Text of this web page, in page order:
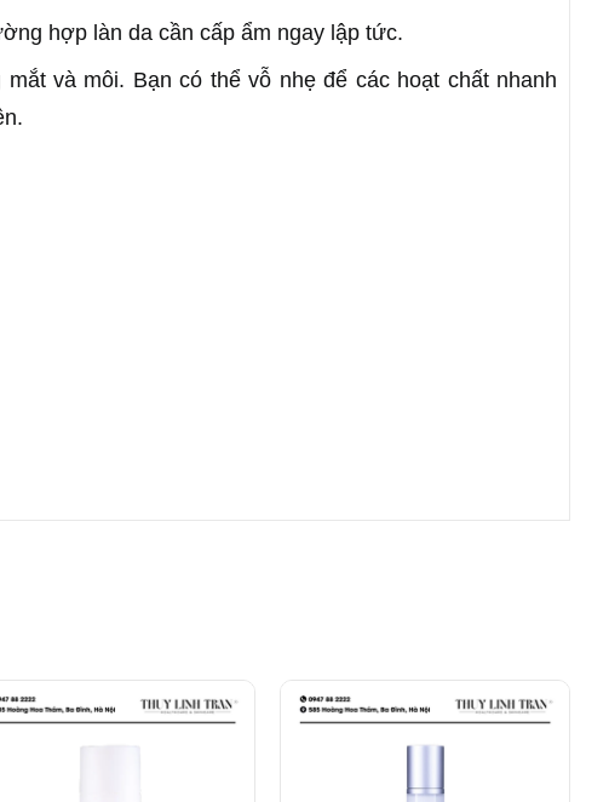
hợp làn da cần cấp ẩm ngay lập tức.
và môi. Bạn có thể vỗ nhẹ để các hoạt chất nhanh